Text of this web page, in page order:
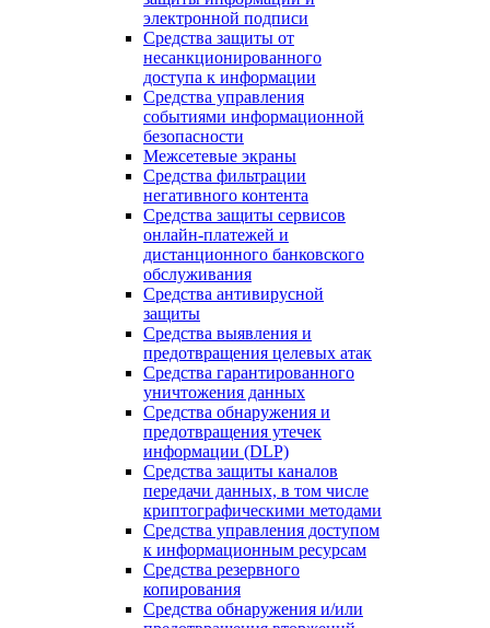
электронной подписи
Средства защиты от
несанкционированного
доступа к информации
Средства управления
событиями информационной
безопасности
Межсетевые экраны
Средства фильтрации
негативного контента
Средства защиты сервисов
онлайн-платежей и
дистанционного банковского
обслуживания
Средства антивирусной
защиты
Средства выявления и
предотвращения целевых атак
Средства гарантированного
уничтожения данных
Средства обнаружения и
предотвращения утечек
информации (DLP)
Средства защиты каналов
передачи данных, в том числе
криптографическими методами
Средства управления доступом
к информационным ресурсам
Средства резервного
копирования
Средства обнаружения и/или